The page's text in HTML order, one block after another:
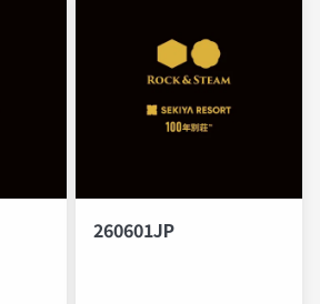
260601JP